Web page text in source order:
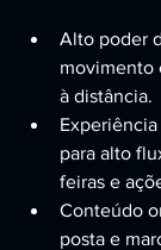
Alto poder
movimento
à distância.
para alto
feiras e
Conteúdo
posta e